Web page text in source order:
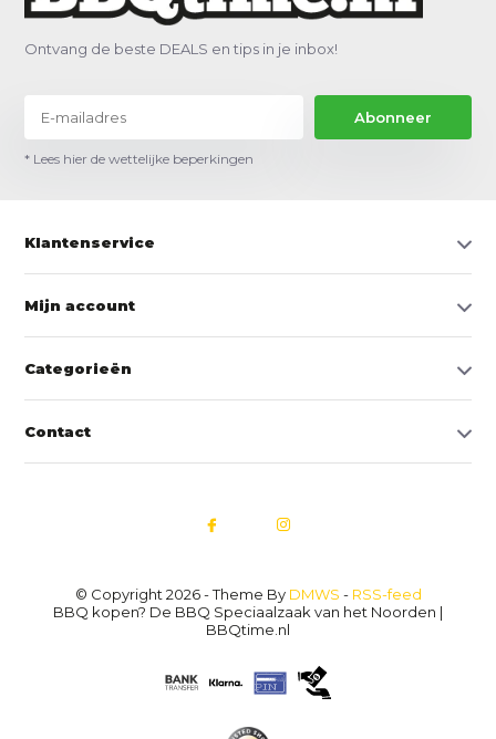
Ontvang de beste DEALS en tips in je inbox!
Abonneer
* Lees hier de wettelijke beperkingen
Klantenservice
Mijn account
Categorieën
Contact
© Copyright 2026 - Theme By DMWS - RSS-feed
BBQ kopen? De BBQ Speciaalzaak van het Noorden |
BBQtime.nl